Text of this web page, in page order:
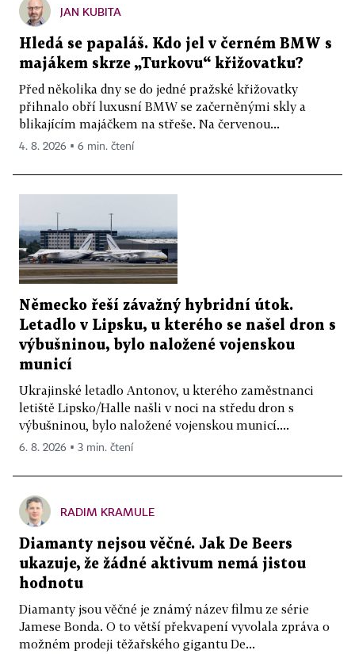
JAN KUBITA
Hledá se papaláš. Kdo jel v černém BMW s
majákem skrze „Turkovu“ křižovatku?
Před několika dny se do jedné pražské křižovatky
přihnalo obří luxusní BMW se začerněnými skly a
blikajícím majáčkem na střeše. Na červenou...
4. 8. 2026 ▪ 6 min. čtení
Německo řeší závažný hybridní útok.
Letadlo v Lipsku, u kterého se našel dron s
výbušninou, bylo naložené vojenskou
municí
Ukrajinské letadlo Antonov, u kterého zaměstnanci
letiště Lipsko/Halle našli v noci na středu dron s
výbušninou, bylo naložené vojenskou municí....
6. 8. 2026 ▪ 3 min. čtení
RADIM KRAMULE
Diamanty nejsou věčné. Jak De Beers
ukazuje, že žádné aktivum nemá jistou
hodnotu
Diamanty jsou věčné je známý název filmu ze série
Jamese Bonda. O to větší překvapení vyvolala zpráva o
možném prodeji těžařského gigantu De...